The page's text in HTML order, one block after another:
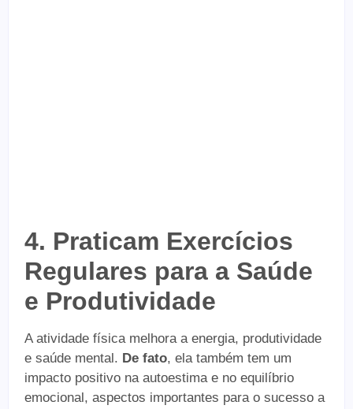
4. Praticam Exercícios
Regulares para a Saúde
e Produtividade
A atividade física melhora a energia, produtividade
e saúde mental. De fato, ela também tem um
impacto positivo na autoestima e no equilíbrio
emocional, aspectos importantes para o sucesso a